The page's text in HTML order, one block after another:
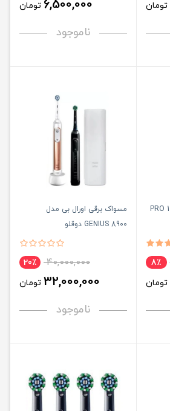
تومان 6,500,000 تومان
ناموجود
مسواک برقی اورال بی مدل PRO 1
8٪
تومان
مسواک برقی اورال بی مدل
GENIUS 8900 دوقلو
40,000,000 20٪
32,000,000 تومان
ناموجود